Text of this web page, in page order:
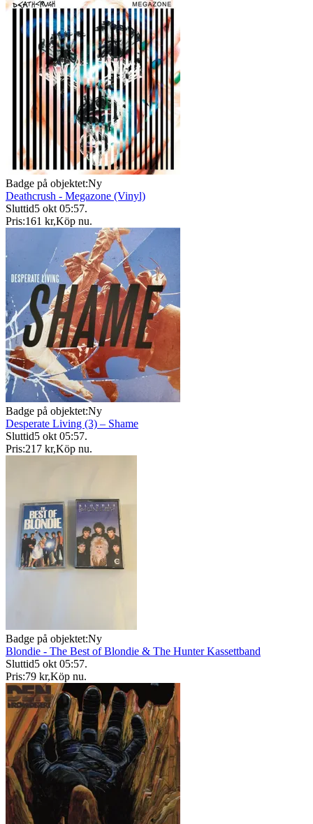
Badge på objektet:Ny
Deathcrush - Megazone (Vinyl)
Sluttid5 okt 05:57.
Pris:161 kr,Köp nu.
Badge på objektet:Ny
Desperate Living (3) – Shame
Sluttid5 okt 05:57.
Pris:217 kr,Köp nu.
Badge på objektet:Ny
Blondie - The Best of Blondie & The Hunter Kassettband
Sluttid5 okt 05:57.
Pris:79 kr,Köp nu.